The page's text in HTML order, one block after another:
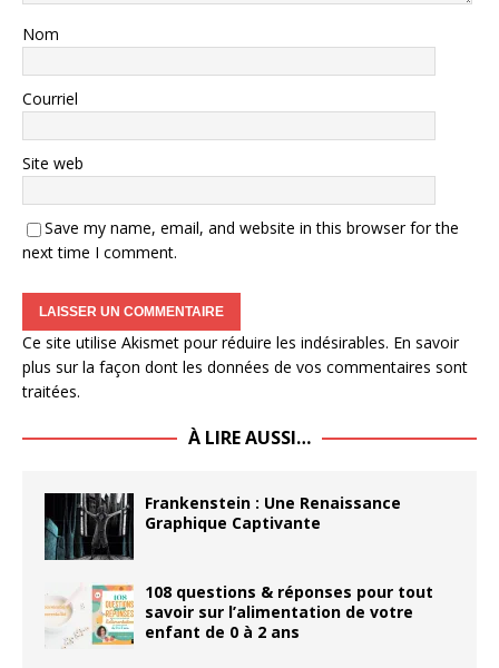
Nom
Courriel
Site web
Save my name, email, and website in this browser for the
next time I comment.
Ce site utilise Akismet pour réduire les indésirables. En savoir
plus sur la façon dont les données de vos commentaires sont
traitées.
À LIRE AUSSI…
Frankenstein : Une Renaissance
Graphique Captivante
108 questions & réponses pour tout
savoir sur l’alimentation de votre
enfant de 0 à 2 ans